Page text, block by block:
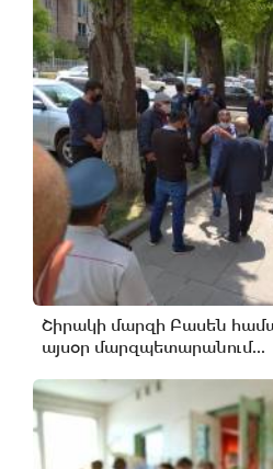
Շիրակի մարզի Բասեն
այսօր մարզպետարանում...